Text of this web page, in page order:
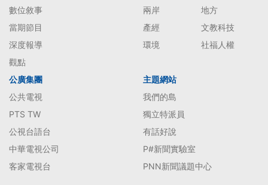
數位敘事
當期節目
深度報導
觀點
兩岸
地方
產經
文教科技
環境
社福人權
公廣集團
公共電視
PTS TW
公視台語台
中華電視公司
客家電視台
主題網站
我們的島
獨立特派員
有話好說
P#新聞實驗室
PNN新聞議題中心